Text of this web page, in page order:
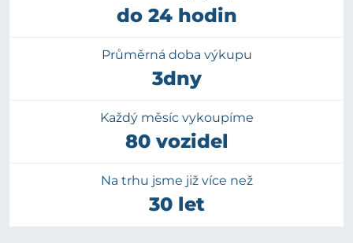
do 24 hodin
Průměrná doba výkupu
3dny
Každý měsíc vykoupíme
80 vozidel
Na trhu jsme již více než
30 let